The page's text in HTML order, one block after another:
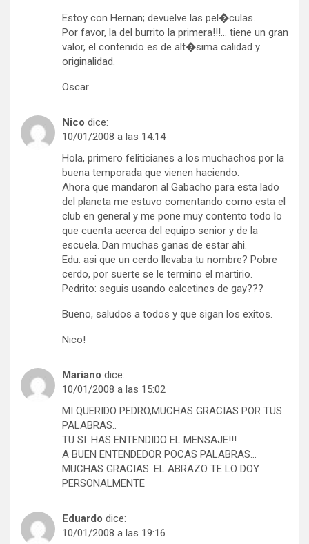
Estoy con Hernan; devuelve las pel�culas.
Por favor, la del burrito la primera!!!… tiene un gran
valor, el contenido es de alt�sima calidad y
originalidad.
Oscar
Nico dice:
10/01/2008 a las 14:14
Hola, primero feliticianes a los muchachos por la
buena temporada que vienen haciendo.
Ahora que mandaron al Gabacho para esta lado
del planeta me estuvo comentando como esta el
club en general y me pone muy contento todo lo
que cuenta acerca del equipo senior y de la
escuela. Dan muchas ganas de estar ahi.
Edu: asi que un cerdo llevaba tu nombre? Pobre
cerdo, por suerte se le termino el martirio.
Pedrito: seguis usando calcetines de gay???
Bueno, saludos a todos y que sigan los exitos.
Nico!
Mariano dice:
10/01/2008 a las 15:02
MI QUERIDO PEDRO,MUCHAS GRACIAS POR TUS
PALABRAS..
TU SI .HAS ENTENDIDO EL MENSAJE!!!
A BUEN ENTENDEDOR POCAS PALABRAS…
MUCHAS GRACIAS. EL ABRAZO TE LO DOY
PERSONALMENTE
Eduardo dice:
10/01/2008 a las 19:16